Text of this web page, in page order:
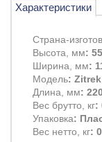
Характеристики
Страна-
Высота, мм:
Ширина, мм:
Модель: Zitrek
Длина, мм:
Вес брутто, кг:
Упаковка:
Вес нетто, кг: